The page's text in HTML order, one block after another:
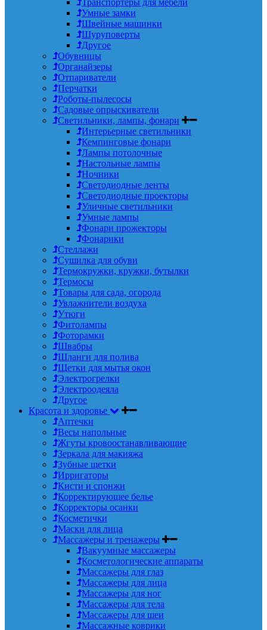
Умные замки
Швейные машинки
Шуруповерты
Другое
Обувницы
Органайзеры
Отпариватели
Перчатки
Роботы-пылесосы
Садовые опрыскиватели
Светильники, лампы, фонари
Интерьерные светильники
Кемпинговые фонари
Лампы потолочные
Настольные лампы
Ночники
Светодиодные ленты
Светодиодные проекторы
Уличные светильники
Умные лампы
Фонари прожекторы
Фонарики
Стеллажи
Сушилка для обуви
Термокружки, кружки, бутылки
Термосы
Товары для сада, огорода
Увлажнители воздуха
Утюги
Фитолампы
Фоторамки
Швабры
Шланги для полива
Щетки для мытья окон
Электрогрелки
Электроодеяла
Другое
Красота и здоровье
Аптечки
Весы напольные
Жгуты кровоостанавливающие
Зеркала для макияжа
Зубные щетки
Ирригаторы
Кисти и спонжи
Корректирующее белье
Корректоры осанки
Косметички
Маски для лица
Массажеры и тренажеры
Вакуумные массажеры
Косметологические аппараты
Массажеры для глаз
Массажеры для лица
Массажеры для ног
Массажеры для тела
Массажеры для шеи
Массажные коврики